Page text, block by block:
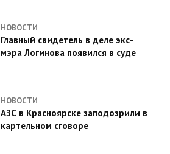
НОВОСТИ
Главный свидетель в деле экс-
мэра Логинова появился в суде
НОВОСТИ
АЗС в Красноярске заподозрили в
картельном сговоре